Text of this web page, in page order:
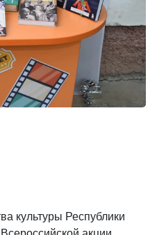
культуры Республики